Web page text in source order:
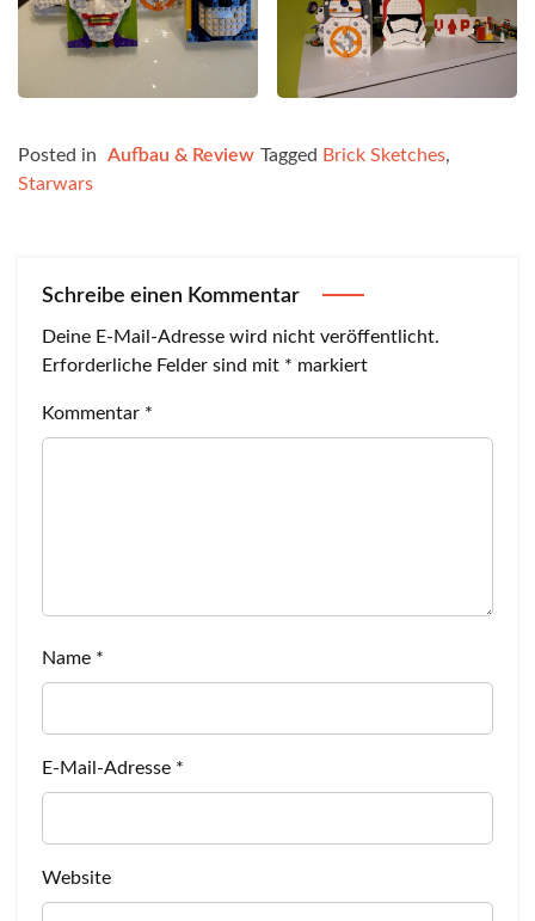
Posted in Aufbau & Review Tagged Brick Sketches,
Starwars
Schreibe einen Kommentar
Deine E-Mail-Adresse wird nicht veröffentlicht.
Erforderliche Felder sind mit * markiert
Kommentar *
Name *
E-Mail-Adresse *
Website